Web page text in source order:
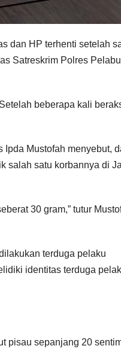
dan HP terhenti setelah
Satreskrim Polres
beberapa kali
Ipda Mustofah menyebut,
salah satu korbannya di
30 gram,” tutur
terduga pelaku
identitas terduga
pisau sepanjang 20